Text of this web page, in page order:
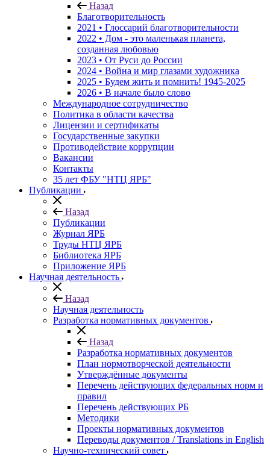
Назад
Благотворительность
2021 • Глоссарий благотворительности
2022 • Дом - это маленькая планета,
созданная любовью
2023 • От Руси до России
2024 • Война и мир глазами художника
2025 • Будем жить и помнить! 1945-2025
2026 • В начале было слово
Международное сотрудничество
Политика в области качества
Лицензии и сертификаты
Государственные закупки
Противодействие коррупции
Вакансии
Контакты
35 лет ФБУ "НТЦ ЯРБ"
Публикации
Назад
Публикации
Журнал ЯРБ
Труды НТЦ ЯРБ
Библиотека ЯРБ
Приложение ЯРБ
Научная деятельность
Назад
Научная деятельность
Разработка нормативных документов
Назад
Разработка нормативных документов
План нормотворческой деятельности
Утверждённые документы
Перечень действующих федеральных норм и
правил
Перечень действующих РБ
Методики
Проекты нормативных документов
Переводы документов / Translations in English
Научно-технический совет